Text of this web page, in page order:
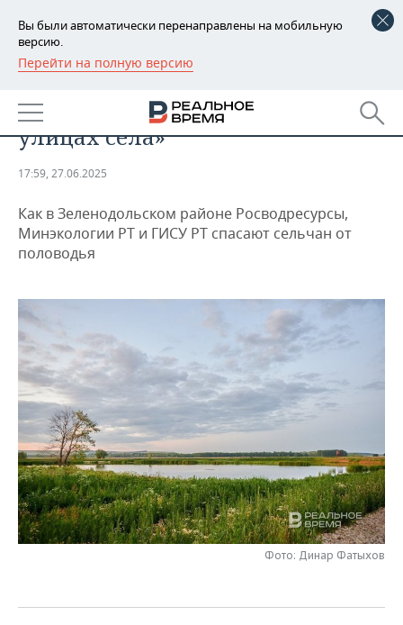
Вы были автоматически перенаправлены на мобильную
версию.
Перейти на полную версию
РЕГИОНЫ
БАШКОРТОСТАН
ТАТАРСТАН
НОВОСТИ
АНАЛИТИКА
ДЕКЛАРАЦИИ О ДОХОДАХ
ВУЗЫ ТАТАРСТАНА
КОМУ ПРИНАДЛЕЖАТ
ТОРГОВЫЕ ЦЕНТРЫ
ТАТАРСТАНА
НОВОСТИ ЭКОНОМИКИ
БАНКИ
БЮДЖЕТ
ИНВЕСТИЦИИ
ПРОМЫШЛЕННОСТЬ
АГРОПРОМ
МАШИНОСТРОЕНИЕ
НЕФТЕХИМИЯ
НЕФТЬ
ОПК
ЭНЕРГЕТИКА
НОВОСТИ НЕДВИЖИМОСТИ
АВТО
НОВОСТИ АВТО
БИЗНЕС
НОВОСТИ БИЗНЕСА
РОЗНИЧНАЯ ТОРГОВЛЯ
ТРАНСПОРТ
УСЛУГИ
ТЕХНОЛОГИИ
НОВОСТИ ТЕХНОЛОГИЙ
IT
МЕДИА
МЕРОПРИЯТИЯ
НОВОСТИ МЕРОПРИЯТИЙ
ВЫЕЗДНАЯ РЕДАКЦИЯ
ONLINE-КОНФЕРЕНЦИИ
СПОРТ
НОВОСТИ СПОРТА
ХОККЕЙ
ОБЩЕСТВО
ВЛАСТЬ
СЮЖЕТЫ
«Жители рыбу ловили прямо на
улицах села»
17:59, 27.06.2025
Как в Зеленодольском районе Росводресурсы,
Минэкологии РТ и ГИСУ РТ спасают сельчан от
половодья
Фото: Динар Фатыхов